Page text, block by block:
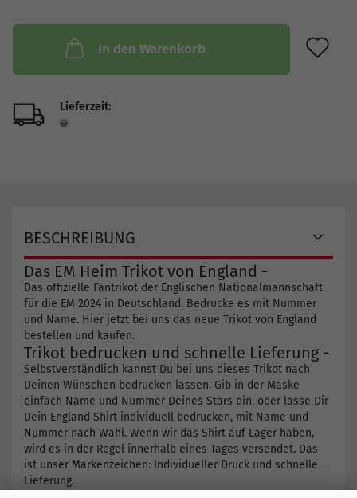
In den Warenkorb
Lieferzeit:
BESCHREIBUNG
Das EM Heim Trikot von England -
Das offizielle Fantrikot der Englischen Nationalmannschaft
für die EM 2024 in Deutschland. Bedrucke es mit Nummer
und Name. Hier jetzt bei uns das neue Trikot von England
bestellen und kaufen.
Trikot bedrucken und schnelle Lieferung -
Selbstverständlich kannst Du bei uns dieses Trikot nach
Deinen Wünschen bedrucken lassen. Gib in der Maske
einfach Name und Nummer Deines Stars ein, oder lasse Dir
Dein England Shirt individuell bedrucken, mit Name und
Nummer nach Wahl. Wenn wir das Shirt auf Lager haben,
wird es in der Regel innerhalb eines Tages versendet. Das
ist unser Markenzeichen: Individueller Druck und schnelle
Lieferung.